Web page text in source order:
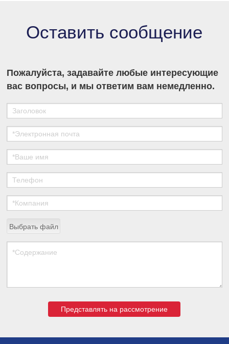
Оставить сообщение
Пожалуйста, задавайте любые интересующие
вас вопросы, и мы ответим вам немедленно.
Выбрать файл
Представлять на рассмотрение